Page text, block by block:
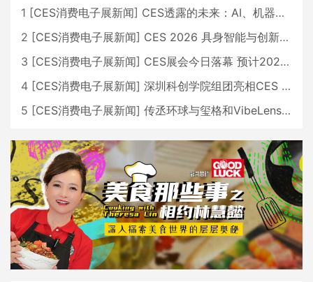
1 [CES消费电子展新闻] CES透露的未来：AI、机器人与智能生活大爆发
2 [CES消费电子展新闻] CES 2026 具身智能与创新领域 中国公司大放异彩
3 [CES消费电子展新闻] CES展会今日落幕 预计2026行业收入将超五千亿美元
4 [CES消费电子展新闻] 深圳科创学院组团亮相CES 广受好评
5 [CES消费电子展新闻] 传丞环球与玺格和VibeLens共同推出全新耳机